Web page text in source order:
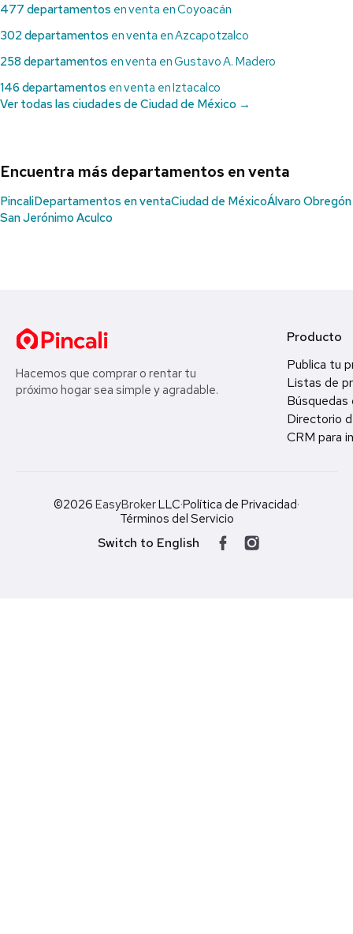
477 departamentos en venta en Coyoacán
302 departamentos en venta en Azcapotzalco
258 departamentos en venta en Gustavo A. Madero
146 departamentos en venta en Iztacalco
Ver todas las ciudades de Ciudad de México →
Encuentra más departamentos en venta
PincaliDepartamentos en ventaCiudad de MéxicoÁlvaro Obregón
San Jerónimo Aculco
Hacemos que comprar o rentar tu
próximo hogar sea simple y agradable.
Producto
Publica tu
Listas de
Búsquedas
Directorio
CRM para
©2026 EasyBrokerLLC·Política de Privacidad·
Términos del Servicio
Switch to English